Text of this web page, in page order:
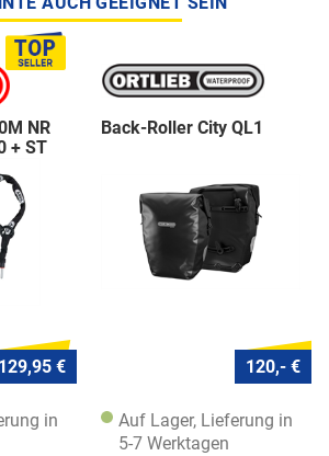
NR
+ ST
129,95 €
in
Back-Roller City QL1
120,- €
Auf Lager, Lieferung in
5-7 Werktagen